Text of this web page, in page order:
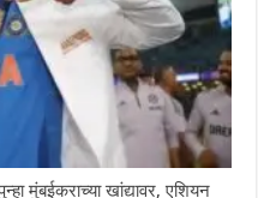
मुंबईकराच्या खांद्यावर, एशियन